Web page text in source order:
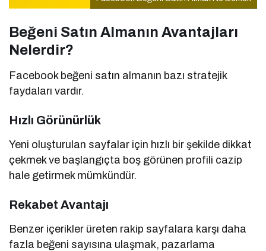
Beğeni Satın Almanın Avantajları
Nelerdir?
Facebook beğeni satın almanın bazı stratejik
faydaları vardır.
Hızlı Görünürlük
Yeni oluşturulan sayfalar için hızlı bir şekilde dikkat
çekmek ve başlangıçta boş görünen profili cazip
hale getirmek mümkündür.
Rekabet Avantajı
Benzer içerikler üreten rakip sayfalara karşı daha
fazla beğeni sayısına ulaşmak, pazarlama